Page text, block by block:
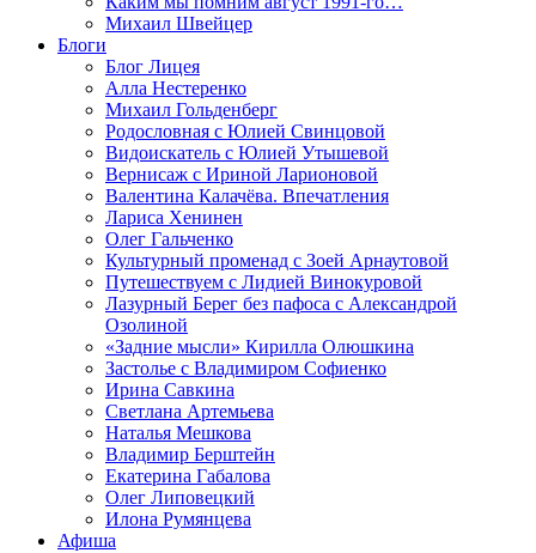
Михаил Швейцер
Блоги
Блог Лицея
Алла Нестеренко
Михаил Гольденберг
Родословная с Юлией Свинцовой
Видоискатель с Юлией Утышевой
Вернисаж с Ириной Ларионовой
Валентина Калачёва. Впечатления
Лариса Хенинен
Олег Гальченко
Культурный променад с Зоей Арнаутовой
Путешествуем с Лидией Винокуровой
Лазурный Берег без пафоса с Александрой
Озолиной
«Задние мысли» Кирилла Олюшкина
Застолье с Владимиром Софиенко
Ирина Савкина
Светлана Артемьева
Наталья Мешкова
Владимир Берштейн
Екатерина Габалова
Олег Липовецкий
Илона Румянцева
Афиша